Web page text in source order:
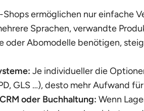
Shops ermöglichen nur einfache
Sprachen, verwandte
oder Abomodelle benötigen,
Je individueller die
GLS …), desto mehr Aufwand
oder Buchhaltung: Wenn